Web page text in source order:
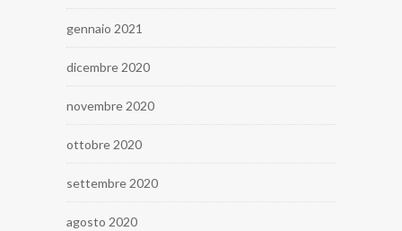
gennaio 2021
dicembre 2020
novembre 2020
ottobre 2020
settembre 2020
agosto 2020